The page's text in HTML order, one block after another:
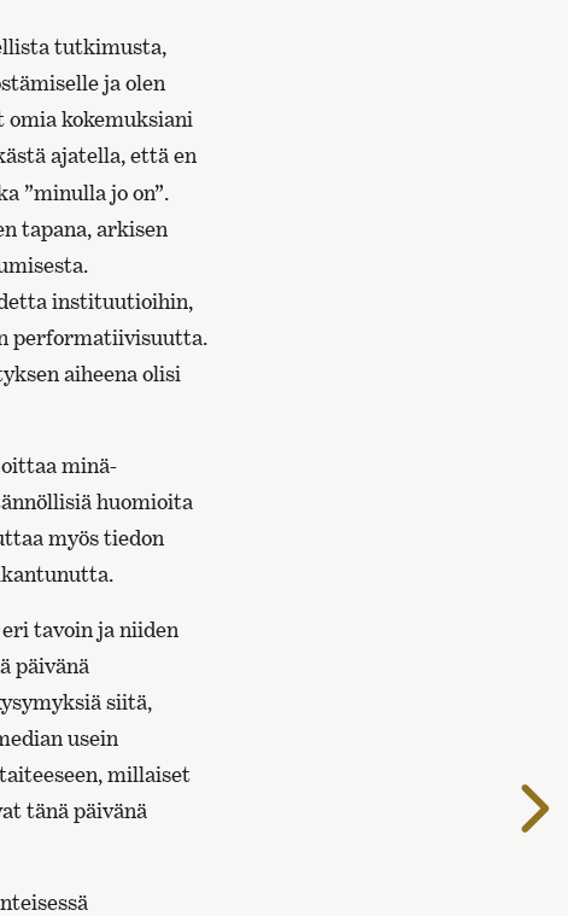
tutkimusta,
ja olen
omia kokemuksiani
ajatella, että en
”minulla jo on”.
tapana, arkisen
instituutioihin,
performatiivisuutta.
aiheena olisi
minä-
huomioita
myös tiedon
tavoin ja niiden
päivänä
siitä,
usein
millaiset
tänä päivänä